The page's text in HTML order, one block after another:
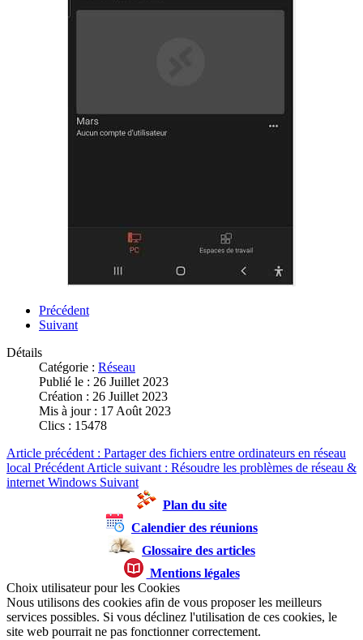
Précédent
Suivant
Détails
Catégorie : Réseau
Publié le : 26 Juillet 2023
Création : 26 Juillet 2023
Mis à jour : 17 Août 2023
Clics : 15478
Article précédent : Partager des fichiers entre ordinateurs en réseau
local Précédent Article suivant : Résoudre les problèmes de réseau &
internet Windows Suivant
Plan du site
Calendier des réunions
Glossaire des articles
Mentions légales
Choix utilisateur pour les Cookies
Nous utilisons des cookies afin de vous proposer les meilleurs
services possibles. Si vous déclinez l'utilisation de ces cookies, le
site web pourrait ne pas fonctionner correctement.